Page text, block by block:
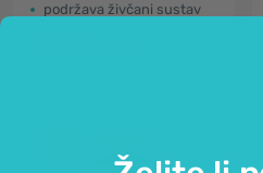
podržava živčani sustav